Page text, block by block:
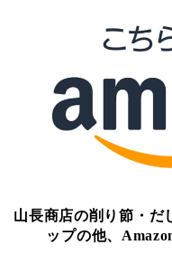
山長商店の削り節・だ
ップの他、